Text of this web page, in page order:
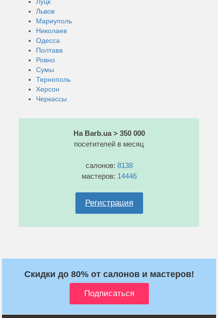
Львов
Мариуполь
Николаев
Одесса
Полтава
Ровно
Сумы
Тернополь
Херсон
Черкассы
На Barb.ua > 350 000
посетителей в месяц
салонов: 8138
мастеров: 14446
Регистрация
Скидки до 80% от салонов и мастеров!